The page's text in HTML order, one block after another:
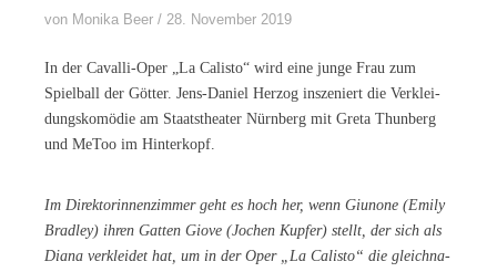
von Monika Beer 28. November 2019
In der Ca­val­li-Oper „La Ca­lis­to“ wird eine jun­ge Frau zum
Spiel­ball der Göt­ter. Jens-Da­ni­el Her­zog in­sze­niert die Ver­klei­
dungs­ko­mö­die am Staats­thea­ter Nürn­berg mit Gre­ta Thun­berg
und Me­Too im Hinterkopf.
Im Di­rek­to­rin­nen­zim­mer geht es hoch her, wenn Giuno­ne (Emi­ly
Brad­ley) ih­ren Gat­ten Gio­ve (Jo­chen Kup­fer) stellt, der sich als
Dia­na ver­klei­det hat, um in der Oper „La Ca­lis­to“ die gleich­na­